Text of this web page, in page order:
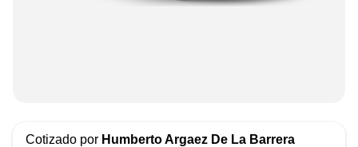
Cotizado por Humberto Argaez De La Barrera